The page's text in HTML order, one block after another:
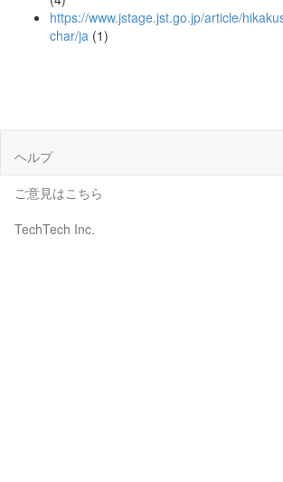
https://www.jstage.jst.go.jp/article/
char/ja (1)
ヘルプ
ご意見はこちら
TechTech Inc.